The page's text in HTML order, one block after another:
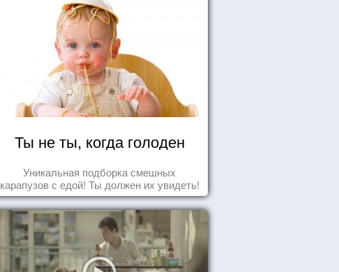
Ты не ты, когда голоден
Уникальная подборка смешных
карапузов с едой! Ты должен их увидеть!